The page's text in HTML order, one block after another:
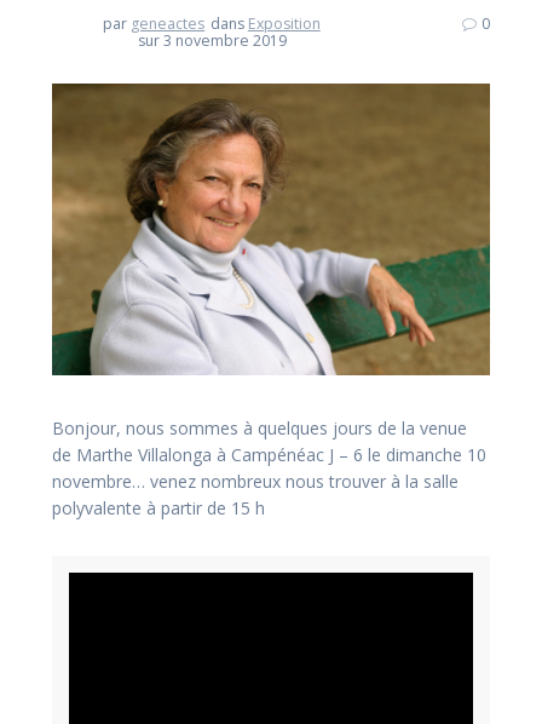
par geneactes dans Exposition
sur 3 novembre 2019
0
Bonjour, nous sommes à quelques jours de la venue
de Marthe Villalonga à Campénéac J – 6 le dimanche 10
novembre… venez nombreux nous trouver à la salle
polyvalente à partir de 15 h